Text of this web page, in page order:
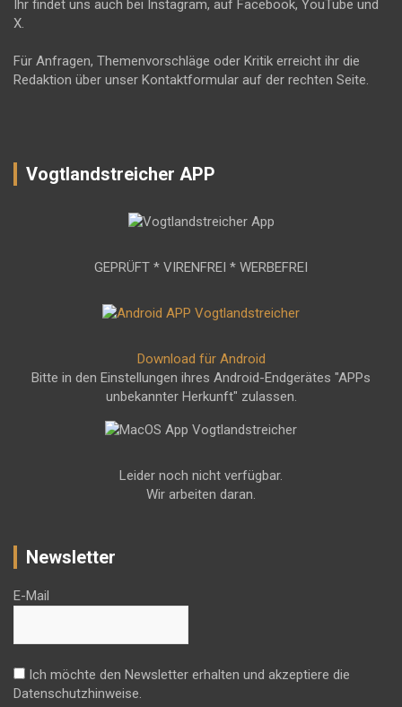
Ihr findet uns auch bei Instagram, auf Facebook, YouTube und
X.
Für Anfragen, Themenvorschläge oder Kritik erreicht ihr die
Redaktion über unser Kontaktformular auf der rechten Seite.
Vogtlandstreicher APP
GEPRÜFT * VIRENFREI * WERBEFREI
Download für Android
Bitte in den Einstellungen ihres Android-Endgerätes "APPs
unbekannter Herkunft" zulassen.
Leider noch nicht verfügbar.
Wir arbeiten daran.
Newsletter
E-Mail
Ich möchte den Newsletter erhalten und akzeptiere die
Datenschutzhinweise.